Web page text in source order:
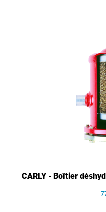
CARLY - Boîtier